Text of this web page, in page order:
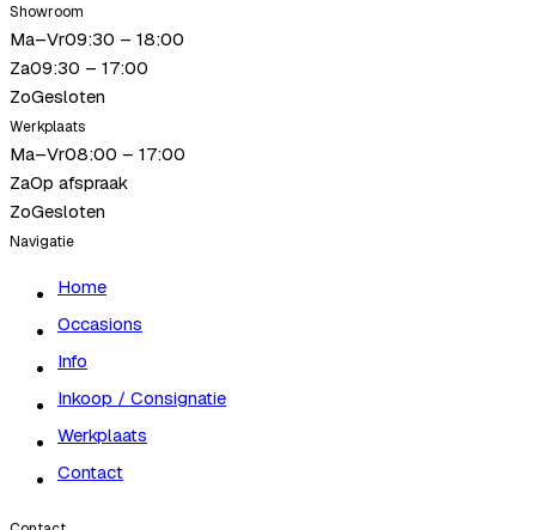
Showroom
Ma–Vr09:30 – 18:00
Za09:30 – 17:00
ZoGesloten
Werkplaats
Ma–Vr08:00 – 17:00
ZaOp afspraak
ZoGesloten
Navigatie
Home
Occasions
Info
Inkoop / Consignatie
Werkplaats
Contact